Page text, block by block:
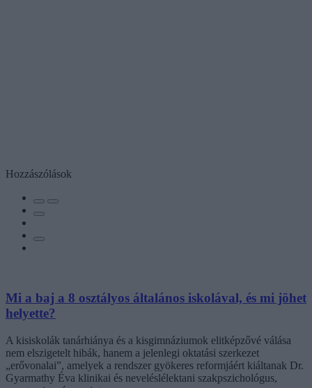
Hozzászólások
Mi a baj a 8 osztályos általános iskolával, és mi jöhet
helyette?
A kisiskolák tanárhiánya és a kisgimnáziumok elitképzővé válása
nem elszigetelt hibák, hanem a jelenlegi oktatási szerkezet
„erővonalai”, amelyek a rendszer gyökeres reformjáért kiáltanak Dr.
Gyarmathy Éva klinikai és neveléslélektani szakpszichológus,